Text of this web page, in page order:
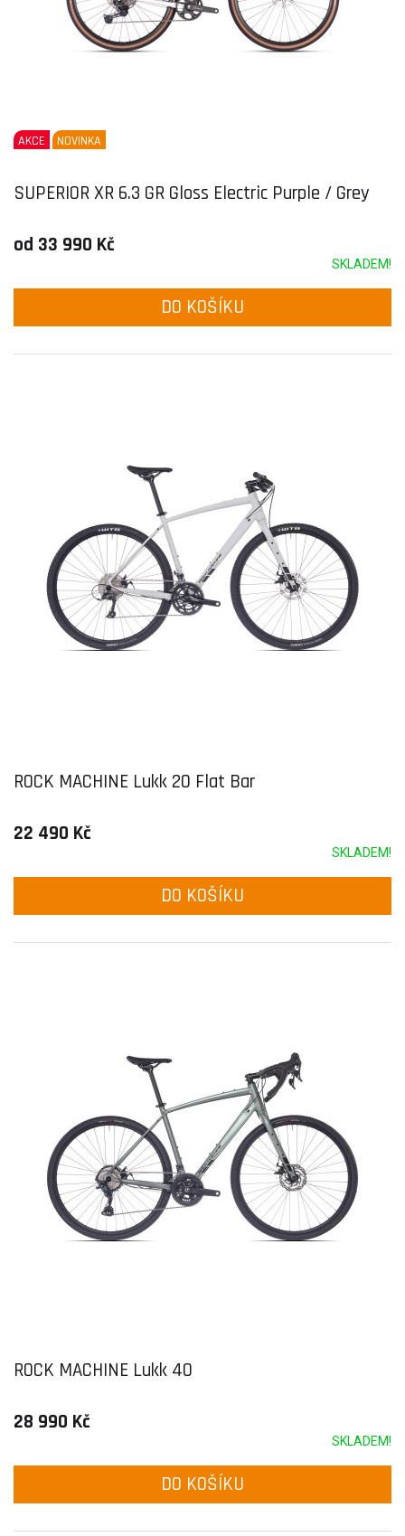
AKCE NOVINKA
SUPERIOR XR 6.3 GR Gloss Electric Purple / Grey
od 33 990 Kč
SKLADEM!
DO KOŠÍKU
ROCK MACHINE Lukk 20 Flat Bar
22 490 Kč
SKLADEM!
DO KOŠÍKU
ROCK MACHINE Lukk 40
28 990 Kč
SKLADEM!
DO KOŠÍKU